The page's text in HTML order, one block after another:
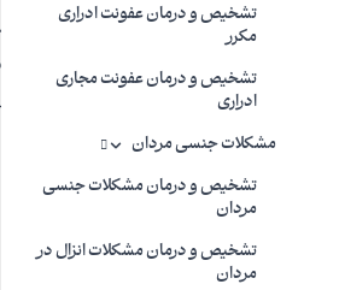
تشخیص و درمان عفونت ادراری
مکرر
تشخیص و درمان عفونت مجاری
ادراری
مشکلات جنسی مردان
تشخیص و درمان مشکلات جنسی
مردان
تشخیص و درمان مشکلات انزال در
مردان
علت آتروفی واژن کاهش استروژن است.
نازک و خشک، شکننده‌تر و به راحتی
می تواند علاوه بر یائسگی در زمان های